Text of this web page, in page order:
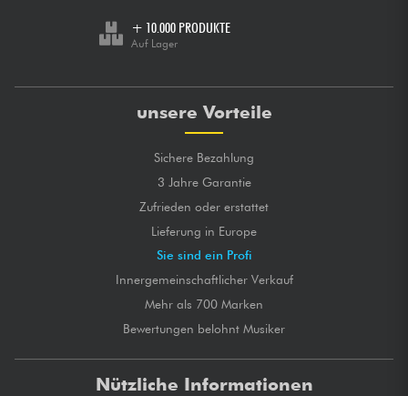
+ 10.000 PRODUKTE
Auf Lager
unsere Vorteile
Sichere Bezahlung
3 Jahre Garantie
Zufrieden oder erstattet
Lieferung in Europe
Sie sind ein Profi
Innergemeinschaftlicher Verkauf
Mehr als 700 Marken
Bewertungen belohnt Musiker
Nützliche Informationen